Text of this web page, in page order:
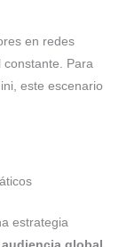
en redes
constante. Para
este escenario
estrategia